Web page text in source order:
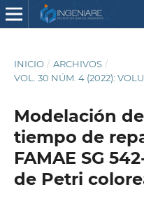
INICIO / ARCHIVOS /
VOL. 30 NÚM. 4 (2022):
Modelación
tiempo de
FAMAE SG
de Petri